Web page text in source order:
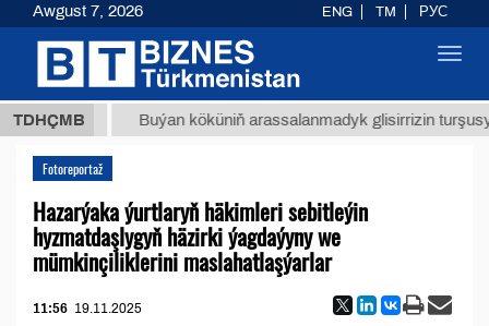
TDHÇMB
ТМТ Buýan köküniň arassalanmadyk glisirrizin turşusy (t.)
Fotoreportaž
Hazarýaka ýurtlaryň häkimleri sebitleýin
hyzmatdaşlygyň häzirki ýagdaýyny we
mümkinçiliklerini maslahatlaşýarlar
11:56 19.11.2025
Awgust 7, 2026 ENG TM РУС